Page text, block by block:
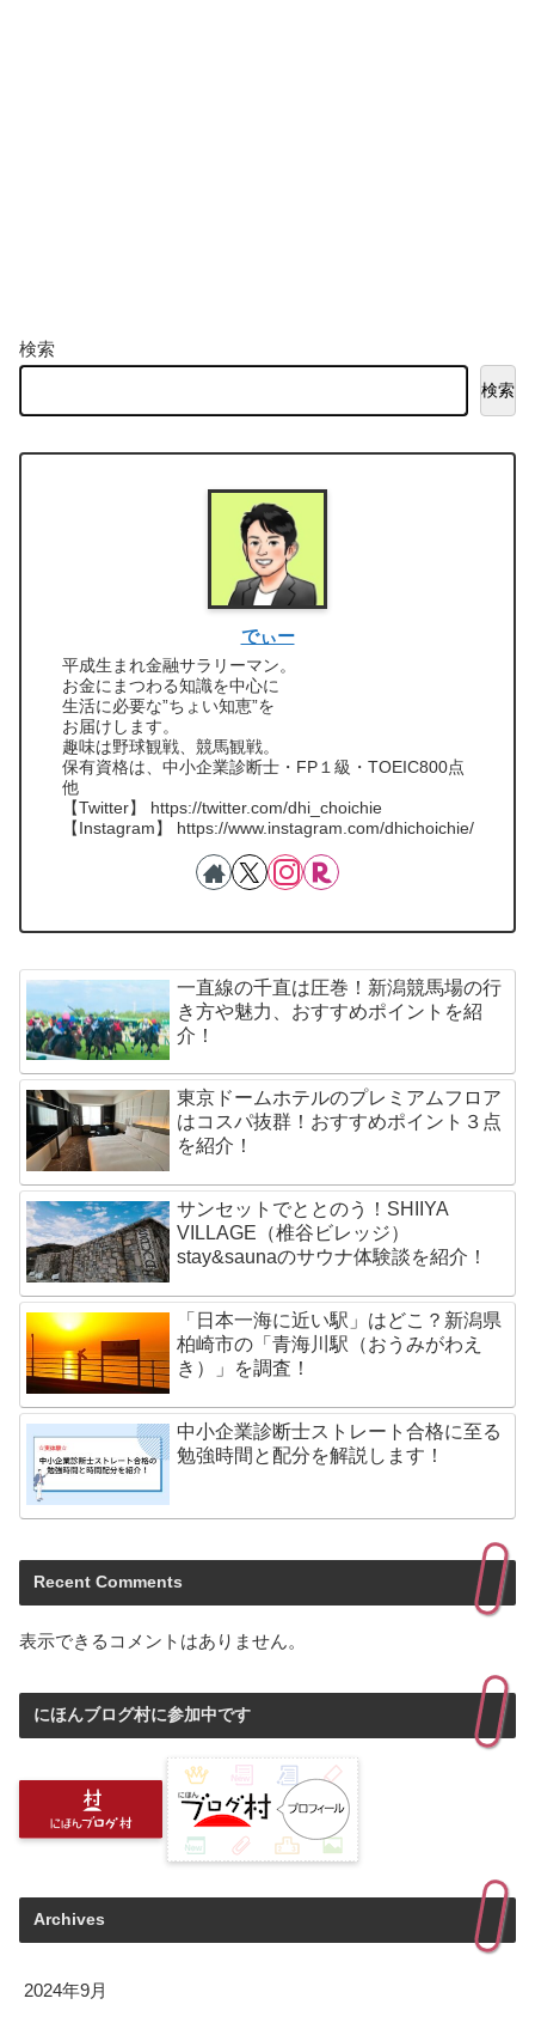
検索
検索
でぃー
平成生まれ金融サラリーマン。
お金にまつわる知識を中心に
生活に必要な”ちょい知恵”を
お届けします。
趣味は野球観戦、競馬観戦。
保有資格は、中小企業診断士・FP１級・TOEIC800点
他
【Twitter】 https://twitter.com/dhi_choichie
【Instagram】 https://www.instagram.com/dhichoichie/
一直線の千直は圧巻！新潟競馬場の行
き方や魅力、おすすめポイントを紹
介！
東京ドームホテルのプレミアムフロア
はコスパ抜群！おすすめポイント３点
を紹介！
サンセットでととのう！SHIIYA
VILLAGE（椎谷ビレッジ）
stay&saunaのサウナ体験談を紹介！
「日本一海に近い駅」はどこ？新潟県
柏崎市の「青海川駅（おうみがわえ
き）」を調査！
中小企業診断士ストレート合格に至る
勉強時間と配分を解説します！
Recent Comments
表示できるコメントはありません。
にほんブログ村に参加中です
Archives
2024年9月